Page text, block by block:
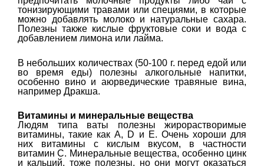
тонизирующими травами или специями, в которые
можно добавлять молоко и натуральные сахара.
Полезны также кислые фруктовые соки и вода с
добавлением лимона или лайма.
В небольших количествах (50-100 г. перед едой или
во время еды) полезны алкогольные напитки,
особенно вино и аюрведические травяные вина,
например Дракша.
Витамины и минеральные вещества
Людям типа ваты полезны жирорастворимые
витамины, такие как A, D и Е. Очень хороши для
них витамины с кислым вкусом, в частности
витамин С. Минеральные вещества, особенно цинк
и кальций, тоже полезны, но они могут оказаться